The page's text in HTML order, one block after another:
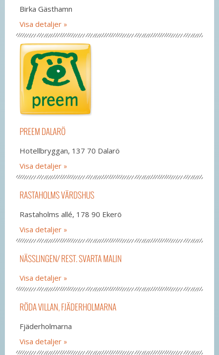
Birka Gästhamn
Visa detaljer
PREEM DALARÖ
Hotellbryggan, 137 70 Dalarö
Visa detaljer
RASTAHOLMS VÄRDSHUS
Rastaholms allé, 178 90 Ekerö
Visa detaljer
NÄSSLINGEN/ REST. SVARTA MALIN
Visa detaljer
RÖDA VILLAN, FJÄDERHOLMARNA
Fjäderholmarna
Visa detaljer